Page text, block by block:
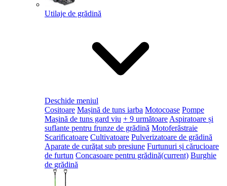
Utilaje de grădină
Deschide meniul
Cositoare Mașină de tuns iarba Motocoase Pompe
Mașină de tuns gard viu + 9 următoare Aspiratoare și
suflante pentru frunze de grădină Motoferăstraie
Scarificatoare Cultivatoare Pulverizatoare de grădină
Aparate de curăţat sub presiune Furtunuri și cărucioare
de furtun Concasoare pentru grădină(current) Burghie
de grădină